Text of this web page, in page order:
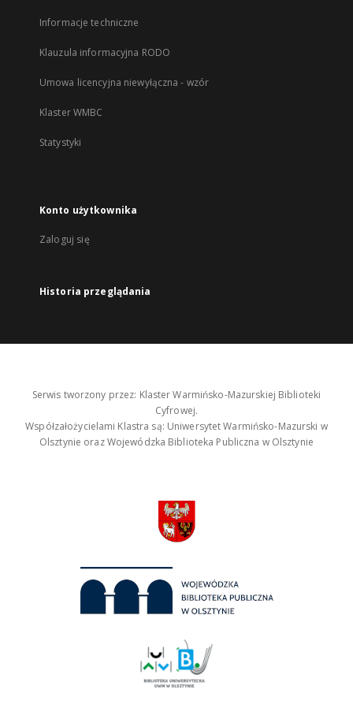
Informacje techniczne
Klauzula informacyjna RODO
Umowa licencyjna niewyłączna - wzór
Klaster WMBC
Statystyki
Konto użytkownika
Zaloguj się
Historia przeglądania
Serwis tworzony przez: Klaster Warmińsko-Mazurskiej Biblioteki
Cyfrowej.
Współzałożycielami Klastra są: Uniwersytet Warmińsko-Mazurski w
Olsztynie oraz Wojewódzka Biblioteka Publiczna w Olsztynie